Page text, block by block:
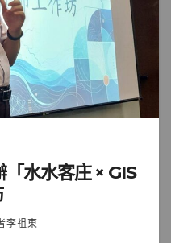
水水客庄 × GIS
李祖東